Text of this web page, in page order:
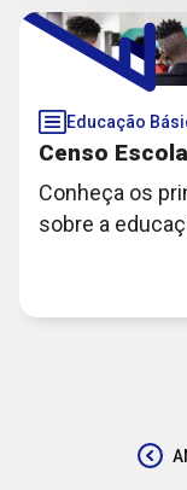
Educação
Censo
Conheça os
sobre a